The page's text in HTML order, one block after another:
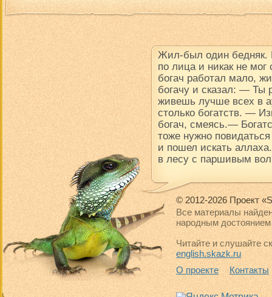
Жил-был один бедняк.
по лица и никак не
богач работал мало,
богачу и сказал: — Ты
живешь лучше всех в
столько богатств. —
богач, смеясь.—
тоже нужно
и пошел искать
в лесу с паршивым
© 2012-2026 Проект
Все материалы
народным достоянием
Читайте и слушайте
english.skazk.ru
О проекте
Контакты